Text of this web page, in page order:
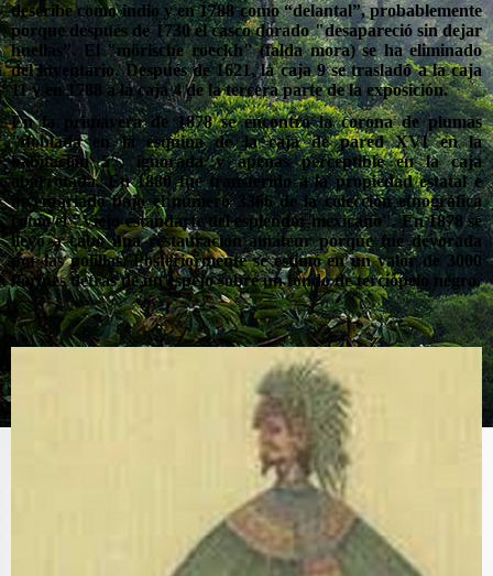
describe como indio y en 1788 como “delantal”, probablemente
porque después de 1730 el casco dorado "desapareció sin dejar
huellas”. El "mörische roeckh" (falda mora) se ha eliminado
del inventario. Después de 1621, la caja 9 se trasladó a la caja
11 y en 1788 a la caja 4 de la tercera parte de la exposición.
En la primavera de 1878 se encontró la corona de plumas
"doblada en la esquina de la caja de pared XVI en la
habitación 5", ignorada y apenas perceptible en la caja
abarrotada. En 1880 fue transferido a la propiedad estatal e
inventariado bajo el número 3366 de la colección etnográfica
como el "Viejo estandarte del esplendor mexicano". En 1878 se
llevó a cabo una restauración amateur porque fue devorada
por las polillas. Posteriormente se estimó en un valor de 3000
florines detrás de un espejo sobre un fondo de terciopelo negro.